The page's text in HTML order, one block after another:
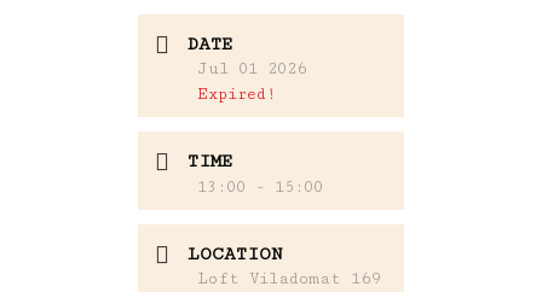
DATE
Jul 01 2026
Expired!
TIME
13:00 - 15:00
LOCATION
Loft Viladomat 169